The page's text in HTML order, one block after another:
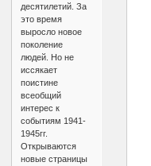
десятилетий. За
это время
выросло новое
поколение
людей. Но не
иссякает
поистине
всеобщий
интерес к
событиям 1941-
1945гг.
Открываются
новые страницы